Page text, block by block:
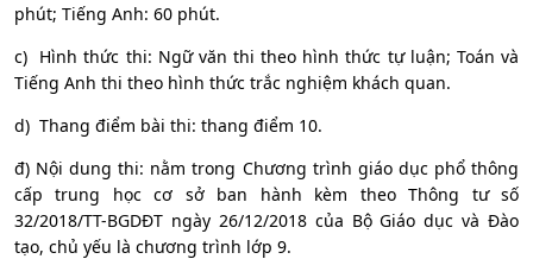
phút; Tiếng Anh: 60 phút.
c) Hình thức thi: Ngữ văn thi theo hình thức tự luận; Toán và
Tiếng Anh thi theo hình thức trắc nghiệm khách quan.
d) Thang điểm bài thi: thang điểm 10.
đ) Nội dung thi: nằm trong Chương trình giáo dục phổ thông
cấp trung học cơ sở ban hành kèm theo Thông tư số
32/2018/TT-BGDĐT ngày 26/12/2018 của Bộ Giáo dục và Đào
tạo, chủ yếu là chương trình lớp 9.